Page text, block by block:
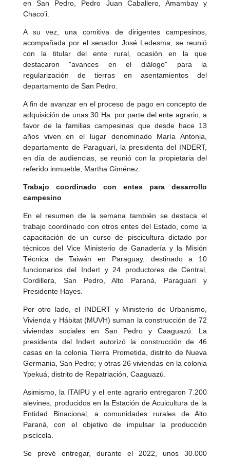
en San Pedro, Pedro Juan Caballero, Amambay y
Chaco’i.
A su vez, una comitiva de dirigentes campesinos,
acompañada por el senador José Ledesma, se reunió
con la titular del ente rural, ocasión en la que
destacaron "avances en el diálogo" para la
regularización de tierras en asentamientos del
departamento de San Pedro.
A fin de avanzar en el proceso de pago en concepto de
adquisición de unas 30 Ha. por parte del ente agrario, a
favor de la familias campesinas que desde hace 13
años viven en el lugar denominado María Antonia,
departamento de Paraguarí, la presidenta del INDERT,
en día de audiencias, se reunió con la propietaria del
referido inmueble, Martha Giménez.
Trabajo coordinado con entes para desarrollo
campesino
En el resumen de la semana también se destaca el
trabajo coordinado con otros entes del Estado, como la
capacitación de un curso de piscicultura dictado por
técnicos del Vice Ministerio de Ganadería y la Misión
Técnica de Taiwán en Paraguay, destinado a 10
funcionarios del Indert y 24 productores de Central,
Cordillera, San Pedro, Alto Paraná, Paraguarí y
Presidente Hayes.
Por otro lado, el INDERT y Ministerio de Urbanismo,
Vivienda y Hábitat (MUVH) suman la construcción de 72
viviendas sociales en San Pedro y Caaguazú. La
presidenta del Indert autorizó la construcción de 46
casas en la colonia Tierra Prometida, distrito de Nueva
Germania, San Pedro; y otras 26 viviendas en la colonia
Ypekuá, distrito de Repatriación, Caaguazú.
Asimismo, la ITAIPU y el ente agrario entregaron 7.200
alevines, producidos en la Estación de Acuicultura de la
Entidad Binacional, a comunidades rurales de Alto
Paraná, con el objetivo de impulsar la producción
piscícola.
Se prevé entregar, durante el 2022, unos 30.000